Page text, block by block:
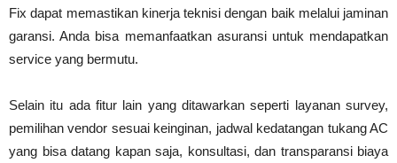
Fix dapat memastikan kinerja teknisi dengan baik melalui jaminan
garansi. Anda bisa memanfaatkan asuransi untuk mendapatkan
service yang bermutu.
Selain itu ada fitur lain yang ditawarkan seperti layanan survey,
pemilihan vendor sesuai keinginan, jadwal kedatangan tukang AC
yang bisa datang kapan saja, konsultasi, dan transparansi biaya